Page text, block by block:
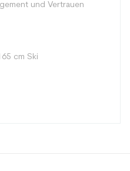
und Vertrauen
cm Ski